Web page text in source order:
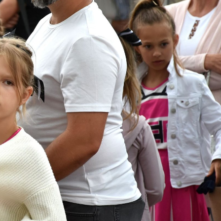
NEWSROOM Od redakcji Tucholskie
Ostatnie
burmistrza
28 lipca 2026
Szokująca informacja nadeszła jak zawsze
nieoczekiwanie, odszedł dawny burmistrz